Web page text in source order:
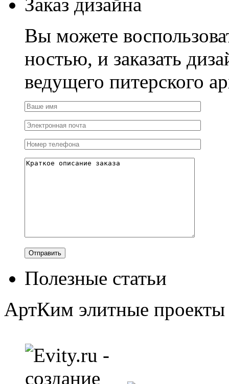
Вы можете
ностью, и заказать
ведущего питерского
Полезные статьи
АртКим элитные